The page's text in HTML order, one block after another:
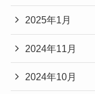
2025年1月
2024年11月
2024年10月